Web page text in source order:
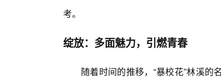
考。
绽放：多面魅力，引燃青春
随着时间的推移，“暴校花”林溪